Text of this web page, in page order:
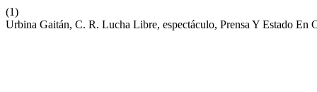
(1)
Urbina Gaitán, C. R. Lucha Libre, espectáculo, Prensa Y Estado En